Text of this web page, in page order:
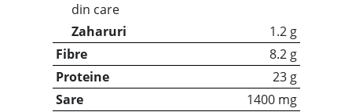
din care
Zaharuri
1.2 g
Fibre
8.2 g
Proteine
23 g
Sare
1400 mg